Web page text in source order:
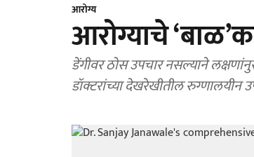
आरोग्य
आरोग्याचे
डेंगीवर ठोस उपचार नसल्याने
डॉक्टरांच्या देखरेखीतील रुग्णालयीन